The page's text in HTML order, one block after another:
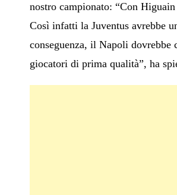
nostro campionato: “Con
Così infatti la Juventus avrebbe
conseguenza, il Napoli dovrebbe
giocatori di prima qualità”, ha